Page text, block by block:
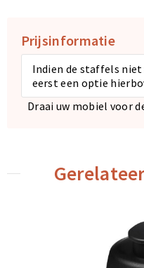
Prijsinformatie
Indien de staffels
eerst een optie
Draai uw mobiel voor